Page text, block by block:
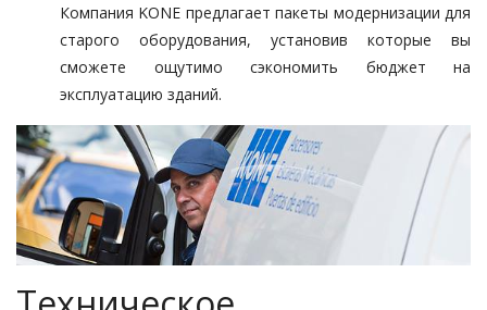
Компания KONE предлагает пакеты модернизации для
старого оборудования, установив которые вы
сможете ощутимо сэкономить бюджет на
эксплуатацию зданий.